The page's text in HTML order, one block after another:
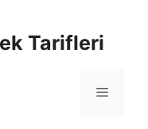
Tarifleri
Menü